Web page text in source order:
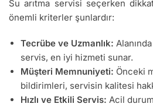
Su arıtma servisi seçerken
önemli kriterler şunlardır:
Tecrübe ve Uzmanlık:
servis, en iyi hizmeti sunar.
Müşteri Memnuniyeti: Önceki
bildirimleri, servisin kalitesi
Hızlı ve Etkili Servis: Acil